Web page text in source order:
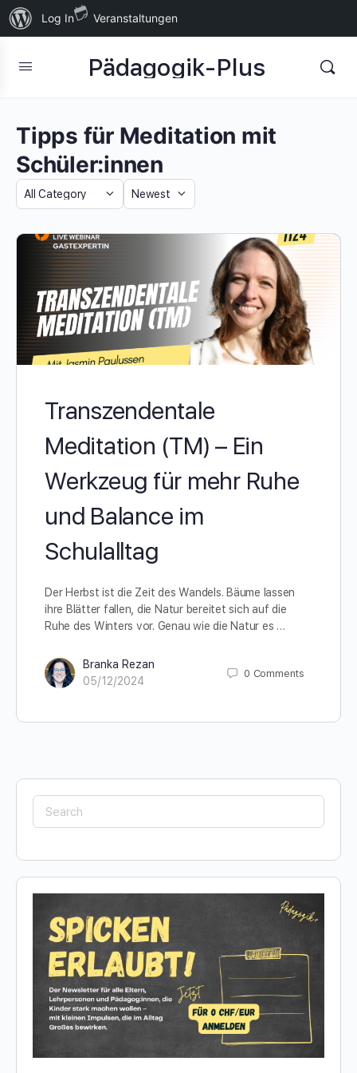
Über
WordPress
Log In Veranstaltungen
Pädagogik-Plus
Tipps für Meditation mit
Schüler:innen
Category
Sort
Transzendentale
Meditation (TM) – Ein
Werkzeug für mehr Ruhe
und Balance im
Schulalltag
Der Herbst ist die Zeit des Wandels. Bäume lassen
ihre Blätter fallen, die Natur bereitet sich auf die
Ruhe des Winters vor. Genau wie die Natur es …
Branka Rezan
05/12/2024
0 Comments
Search
for: